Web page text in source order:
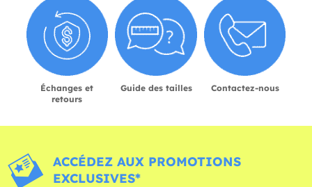
Échanges et
retours
Guide des tailles Contactez-nous
ACCÉDEZ AUX PROMOTIONS
EXCLUSIVES*